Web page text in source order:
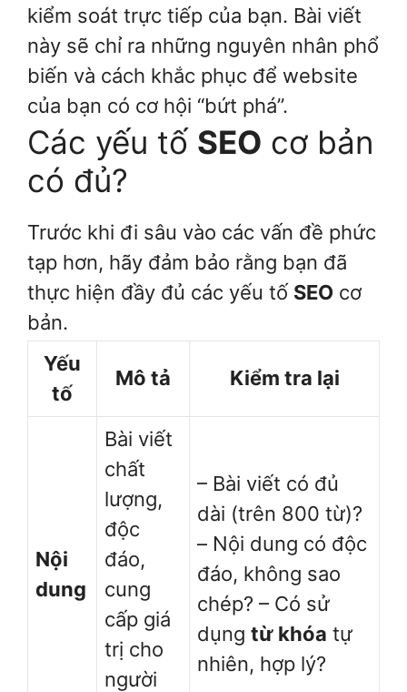
kiểm soát trực tiếp của bạn. Bài viết
này sẽ chỉ ra những nguyên nhân phổ
biến và cách khắc phục để website
của bạn có cơ hội “bứt phá”.
Các yếu tố SEO cơ bản
có đủ?
Trước khi đi sâu vào các vấn đề phức
tạp hơn, hãy đảm bảo rằng bạn đã
thực hiện đầy đủ các yếu tố SEO cơ
bản.
Yếu
tố
Mô tả Kiểm tra lại
Nội
dung
Bài viết
chất
lượng,
độc
đáo,
cung
cấp giá
trị cho
người
– Bài viết có đủ
dài (trên 800 từ)?
– Nội dung có độc
đáo, không sao
chép? – Có sử
dụng từ khóa tự
nhiên, hợp lý?